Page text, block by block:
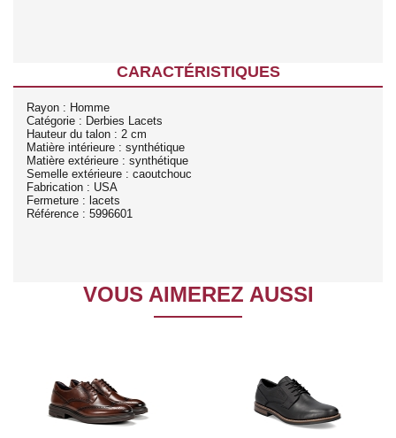
CARACTÉRISTIQUES
Rayon : Homme
Catégorie : Derbies Lacets
Hauteur du talon : 2 cm
Matière intérieure : synthétique
Matière extérieure : synthétique
Semelle extérieure : caoutchouc
Fabrication : USA
Fermeture : lacets
Référence : 5996601
VOUS AIMEREZ AUSSI